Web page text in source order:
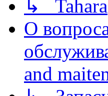
↳ Tahara
О
and